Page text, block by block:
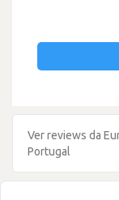
Ver reviews da
Portugal